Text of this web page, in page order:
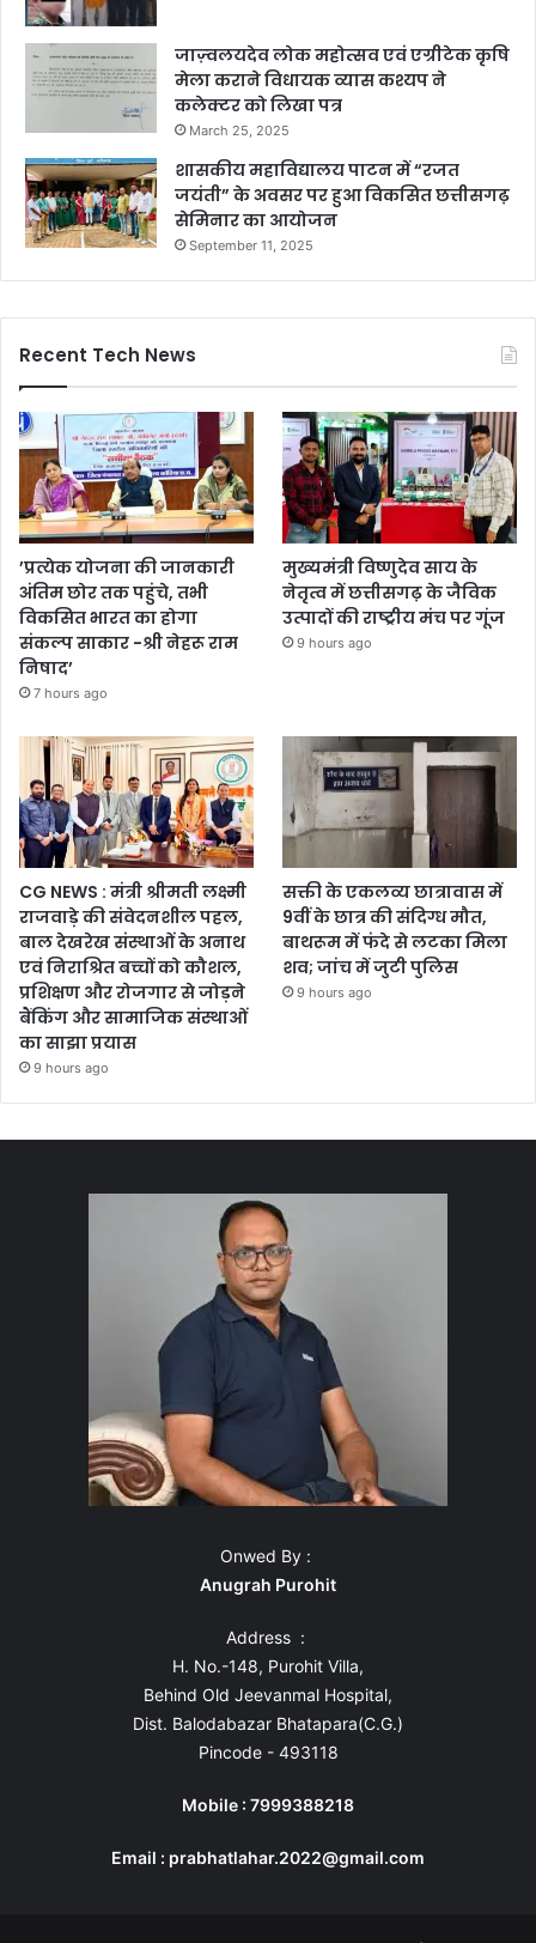
जाज़्वलयदेव लोक महोत्सव एवं एग्रीटेक कृषि
मेला कराने विधायक व्यास कश्यप ने
कलेक्टर को लिखा पत्र
March 25, 2025
शासकीय महाविद्यालय पाटन में “रजत
जयंती” के अवसर पर हुआ विकसित छत्तीसगढ़
सेमिनार का आयोजन
September 11, 2025
Recent Tech News
’प्रत्येक योजना की जानकारी
अंतिम छोर तक पहुंचे, तभी
विकसित भारत का होगा
संकल्प साकार -श्री नेहरू राम
निषाद’
7 hours ago
मुख्यमंत्री विष्णुदेव साय के
नेतृत्व में छत्तीसगढ़ के जैविक
उत्पादों की राष्ट्रीय मंच पर गूंज
9 hours ago
CG NEWS : मंत्री श्रीमती लक्ष्मी
राजवाड़े की संवेदनशील पहल,
बाल देखरेख संस्थाओं के अनाथ
एवं निराश्रित बच्चों को कौशल,
प्रशिक्षण और रोजगार से जोड़ने
बैंकिंग और सामाजिक संस्थाओं
का साझा प्रयास
9 hours ago
सक्ती के एकलव्य छात्रावास में
9वीं के छात्र की संदिग्ध मौत,
बाथरूम में फंदे से लटका मिला
शव; जांच में जुटी पुलिस
9 hours ago
Onwed By :
Anugrah Purohit
Address :
H. No.-148, Purohit Villa,
Behind Old Jeevanmal Hospital,
Dist. Balodabazar Bhatapara(C.G.)
Pincode - 493118
Mobile : 7999388218
Email : prabhatlahar.2022@gmail.com